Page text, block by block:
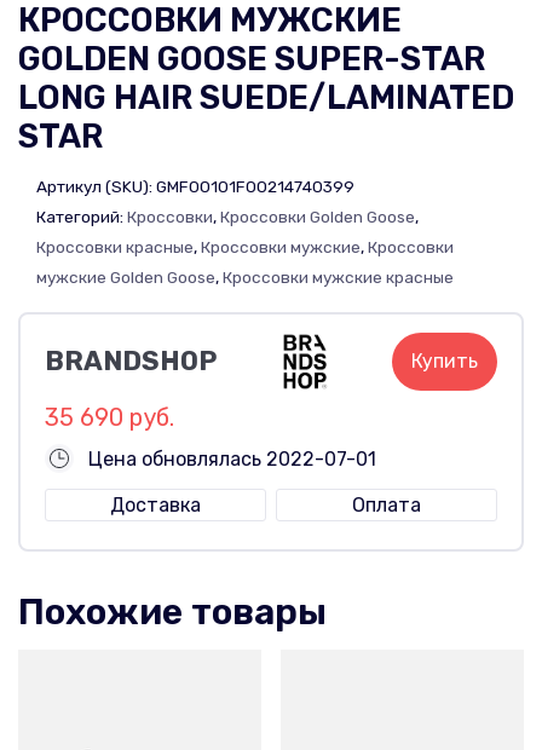
КРОССОВКИ МУЖСКИЕ
GOLDEN GOOSE SUPER-STAR
LONG HAIR SUEDE/LAMINATED
STAR
Артикул (SKU): GMF00101F00214740399
Категорий: Кроссовки,Кроссовки Golden Goose,
Кроссовки красные,Кроссовки мужские,Кроссовки
мужские Golden Goose,Кроссовки мужские красные
BRANDSHOP Купить
35 690 руб.
Цена обновлялась 2022-07-01
Доставка
Оплата
Похожие товары